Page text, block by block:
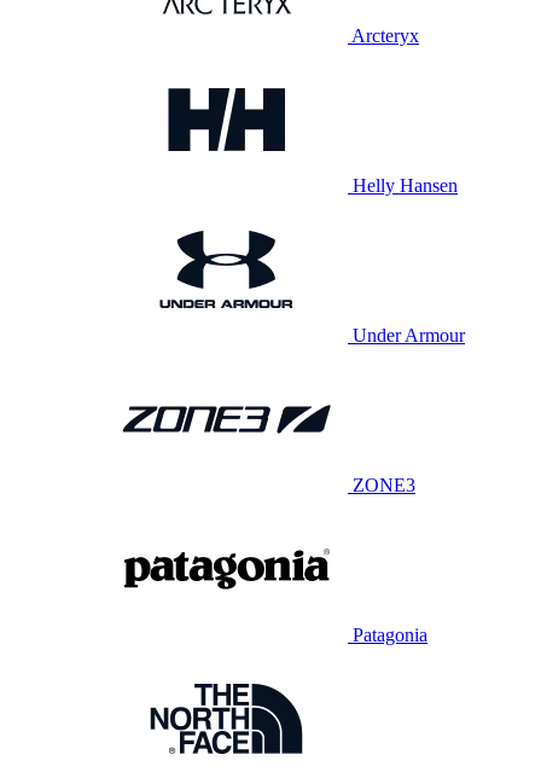
Arcteryx
Helly Hansen
Under Armour
ZONE3
Patagonia